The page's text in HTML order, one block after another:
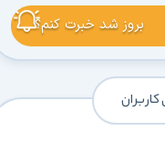
بروز شد خبرت کنم؟